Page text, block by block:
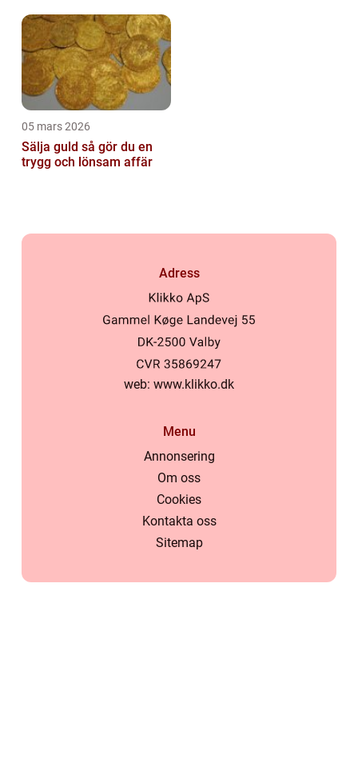
05 mars 2026
Sälja guld så gör du en
trygg och lönsam affär
Adress
web: www.klikko.dk
Menu
Annonsering
Om oss
Cookies
Kontakta oss
Sitemap